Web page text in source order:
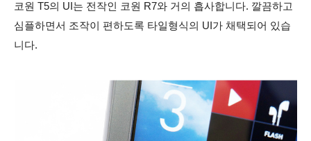
코원 T5의 UI는 전작인 코원 R7와 거의 흡사합니다. 깔끔하고
심플하면서 조작이 편하도록 타일형식의 UI가 채택되어 있습
니다.